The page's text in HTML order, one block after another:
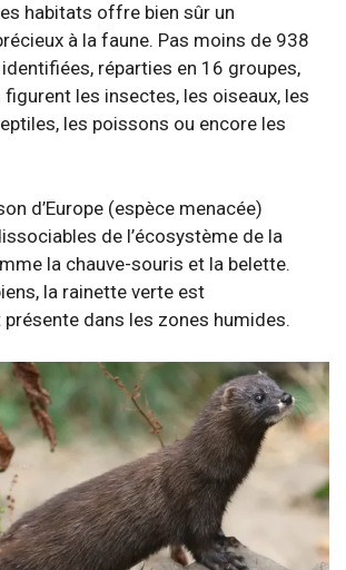
habitats offre bien sûr un
à la faune. Pas moins de 938
réparties en 16 groupes,
les insectes, les oiseaux, les
les poissons ou encore les
d’Europe (espèce menacée)
de l’écosystème de la
la chauve-souris et la belette.
la rainette verte est
dans les zones humides.